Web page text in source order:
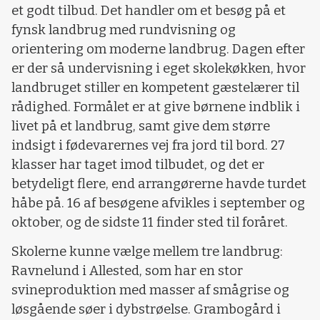
et godt tilbud. Det handler om et besøg på et
fynsk landbrug med rundvisning og
orientering om moderne landbrug. Dagen efter
er der så undervisning i eget skolekøkken, hvor
landbruget stiller en kompetent gæstelærer til
rådighed. Formålet er at give børnene indblik i
livet på et landbrug, samt give dem større
indsigt i fødevarernes vej fra jord til bord. 27
klasser har taget imod tilbudet, og det er
betydeligt flere, end arrangørerne havde turdet
håbe på. 16 af besøgene afvikles i september og
oktober, og de sidste 11 finder sted til foråret.
Skolerne kunne vælge mellem tre landbrug:
Ravnelund i Allested, som har en stor
svineproduktion med masser af smågrise og
løsgående søer i dybstrøelse. Grambogård i